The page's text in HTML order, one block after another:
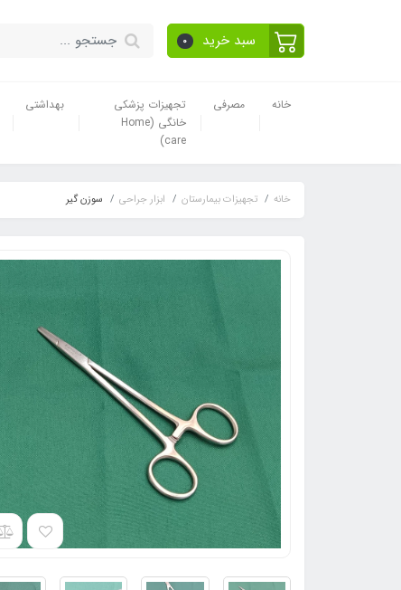
سبد خرید 0
خانه مصرفی
تجهیزات پزشکی
خانگی (Home
care)
بهداشتی
خانه تجهیزات بیمارستان ابزار جراحی سوزن گیر